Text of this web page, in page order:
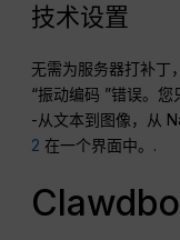
技术设置
无需为服务器打补丁
“振动编码 ”错误。
-从文本到图像，从
2 在一个界面中。.